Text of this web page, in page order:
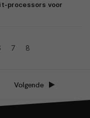
processors voor
7 8
Volgende